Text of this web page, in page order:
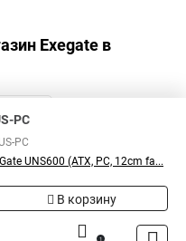
Exegate в
PC
PC
UNS600 (ATX, PC, 12cm fa...
В корзину
1